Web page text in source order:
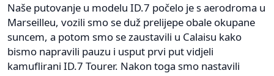
Naše putovanje u modelu ID.7 počelo je s aerodroma u
Marseilleu, vozili smo se duž prelijepe obale okupane
suncem, a potom smo se zaustavili u Calaisu kako
bismo napravili pauzu i usput prvi put vidjeli
kamuflirani ID.7 Tourer. Nakon toga smo nastavili